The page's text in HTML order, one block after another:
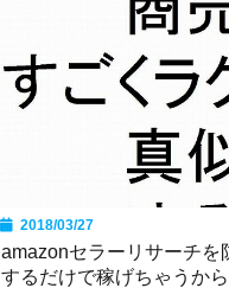
2018/03/27
amazonセラーリサーチを
するだけで稼げちゃうから